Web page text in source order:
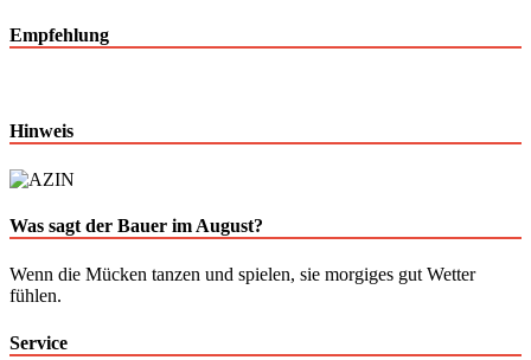
Empfehlung
Hinweis
Was sagt der Bauer im August?
Wenn die Mücken tanzen und spielen, sie morgiges gut Wetter
fühlen.
Service